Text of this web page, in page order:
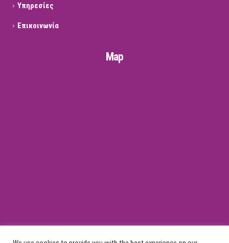
Υπηρεσίες
Επικοινωνία
Map